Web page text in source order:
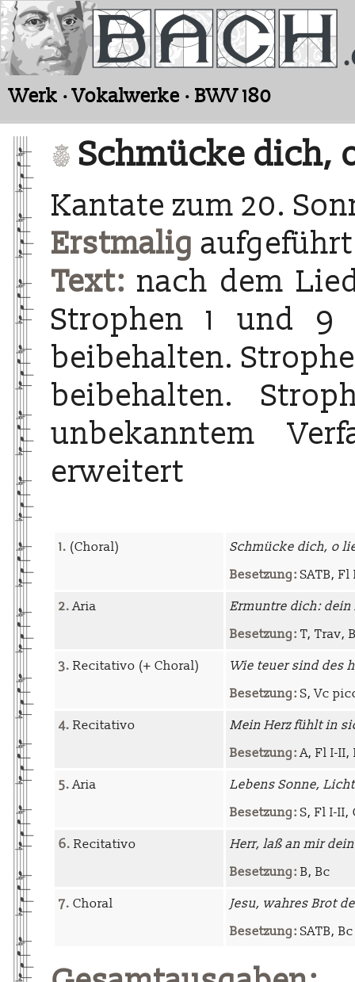
Werk · Vokalwerke · BWV 180
Schmücke dich,
Kantate zum 20.
Erstmalig aufgeführt
Text: nach dem
Strophen 1 und
beibehalten.
beibehalten.
unbekanntem
erweitert
1. (Choral)
Schmücke dich, o
Besetzung: SATB,
2.Aria
Ermuntre dich:
Besetzung: T, Trav,
3. Recitativo (+ Choral)
Wie teuer sind des
Besetzung: S, Vc
4. Recitativo
Mein Herz fühlt in
Besetzung:A, Fl I-II,
5.Aria
Lebens Sonne,
Besetzung: S, Fl I-II,
6. Recitativo
Herr, laß an mir
Besetzung: B, Bc
7. Choral
Jesu, wahres Brot
Besetzung: SATB,